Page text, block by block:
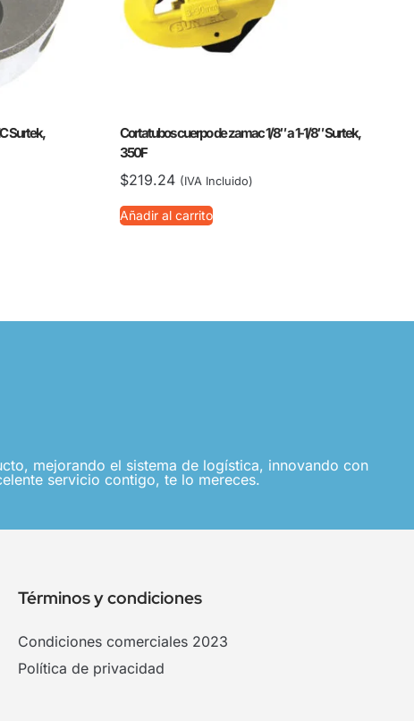
Surtek,
Cortatubos cuerpo de zamac 1/8″ a 1-1/8″ Surtek,
350F
$219.24 (IVA Incluido)
Añadir al carrito
mejorando el sistema de logística, innovando con
servicio contigo, te lo mereces.
Términos y condiciones
Condiciones comerciales 2023
Política de privacidad